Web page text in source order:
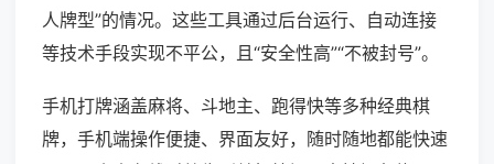
人牌型”的情况。这些工具通过后台运行、自动连接
等技术手段实现不平公，且“安全性高”“不被封号”。
手机打牌涵盖麻将、斗地主、跑得快等多种经典棋
牌，手机端操作便捷、界面友好，随时随地都能快速